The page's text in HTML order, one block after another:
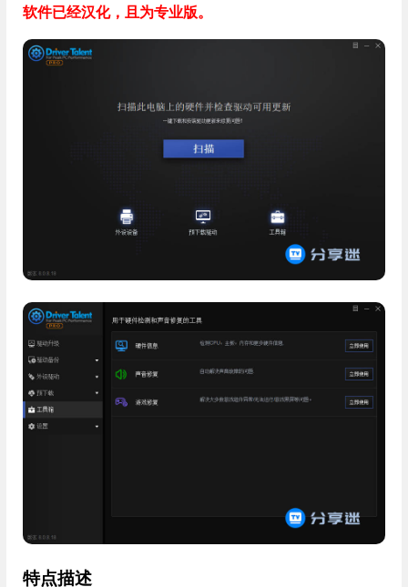
软件已经汉化，且为专业版。
特点描述